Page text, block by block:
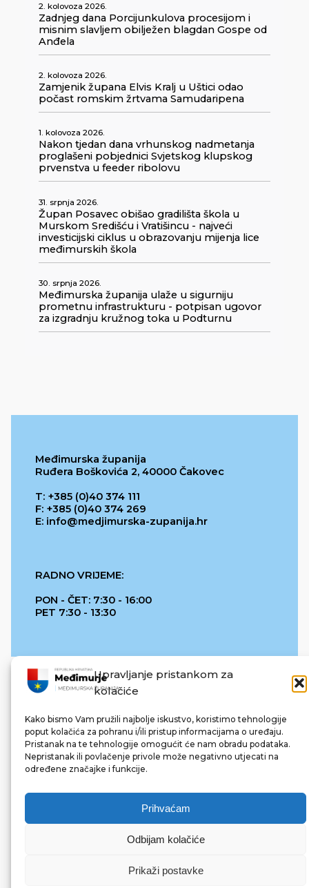
Upravljanje pristankom za
kolačiće
Kako bismo Vam pružili najbolje iskustvo, koristimo tehnologije
poput kolačića za pohranu i/ili pristup informacijama o uređaju.
Pristanak na te tehnologije omogućit će nam obradu podataka.
Nepristanak ili povlačenje privole može negativno utjecati na
određene značajke i funkcije.
Prihvaćam
Odbijam kolačiće
Prikaži postavke
2. kolovoza 2026.
Zadnjeg dana Porcijunkulova procesijom i
misnim slavljem obilježen blagdan Gospe od
Anđela
2. kolovoza 2026.
Zamjenik župana Elvis Kralj u Uštici odao
počast romskim žrtvama Samudaripena
1. kolovoza 2026.
Nakon tjedan dana vrhunskog nadmetanja
proglašeni pobjednici Svjetskog klupskog
prvenstva u feeder ribolovu
31. srpnja 2026.
Župan Posavec obišao gradilišta škola u
Murskom Središću i Vratišincu - najveći
investicijski ciklus u obrazovanju mijenja lice
međimurskih škola
30. srpnja 2026.
Međimurska županija ulaže u sigurniju
prometnu infrastrukturu - potpisan ugovor
za izgradnju kružnog toka u Podturnu
Međimurska županija
Ruđera Boškovića 2, 40000 Čakovec
T: +385 (0)40 374 111
F: +385 (0)40 374 269
E: info@medjimurska-zupanija.hr
RADNO VRIJEME:
PON - ČET: 7:30 - 16:00
PET 7:30 - 13:30
REPUBLIKA HRVATSKA
© 2022 Međimurska županija. Sva prava pridržana.